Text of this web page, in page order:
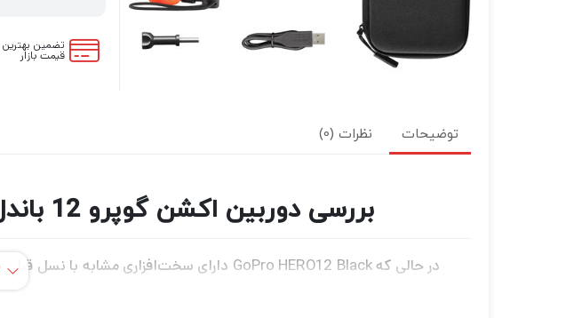
تضمین بهترین
قیمت بازار
توضیحات نظرات (0)
بررسی دوربین اکشن گوپرو 12 باندل GoPro HERO12 Black Holiday Bundle